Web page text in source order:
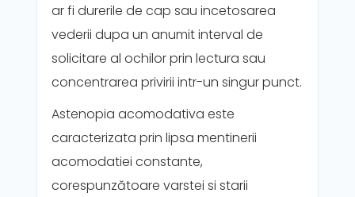
ar fi durerile de cap sau incetosarea
vederii dupa un anumit interval de
solicitare al ochilor prin lectura sau
concentrarea privirii intr-un singur punct.
Astenopia acomodativa este
caracterizata prin lipsa mentinerii
acomodatiei constante,
corespunzătoare varstei si starii